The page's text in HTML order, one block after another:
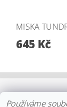
MISKA
645 Kč
|
Používáme